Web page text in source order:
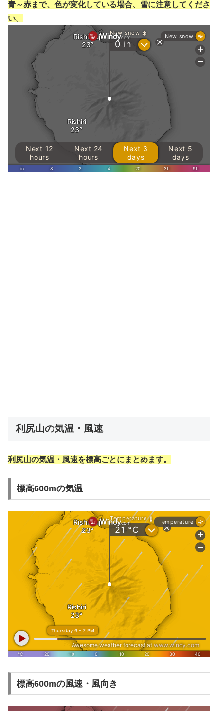
青～赤まで、色が変化している場合、雪に注意してくださ
い。
利尻山の気温・風速
利尻山の気温・風速を標高ごとにまとめます。
標高600mの気温
標高600mの風速・風向き